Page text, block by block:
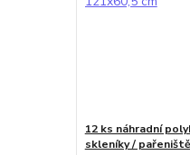
12 ks náhradní
skleníky /